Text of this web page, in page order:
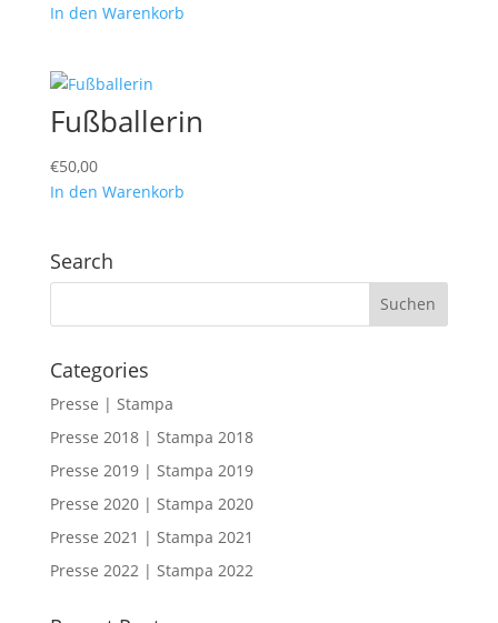
In den Warenkorb
Fußballerin
€50,00
In den Warenkorb
Search
Categories
Presse | Stampa
Presse 2018 | Stampa 2018
Presse 2019 | Stampa 2019
Presse 2020 | Stampa 2020
Presse 2021 | Stampa 2021
Presse 2022 | Stampa 2022